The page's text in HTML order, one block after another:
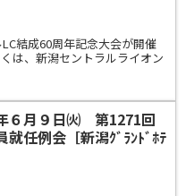
結成60周年記念大会が開催
、新潟セントラルライオン
６月９日㈫ 第1271回
就任例会［新潟ｸﾞﾗﾝﾄﾞﾎﾃ